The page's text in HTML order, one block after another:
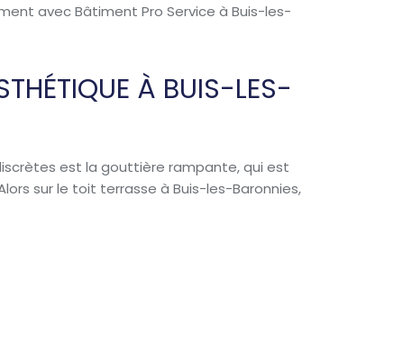
avec Bâtiment Pro Service à Buis-les-
À BUIS-LES-
est la gouttière rampante, qui est
sur le toit terrasse à Buis-les-Baronnies,